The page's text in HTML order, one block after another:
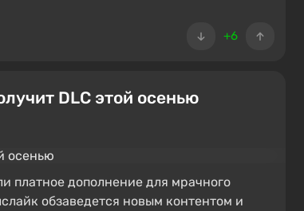
+6
DLC этой осенью
платное дополнение для мрачного
обзаведется новым контентом и